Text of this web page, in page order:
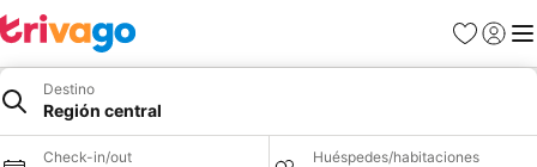
Favoritos
Iniciar
Destino
Región central
Check-in/out Huéspedes/habitaciones